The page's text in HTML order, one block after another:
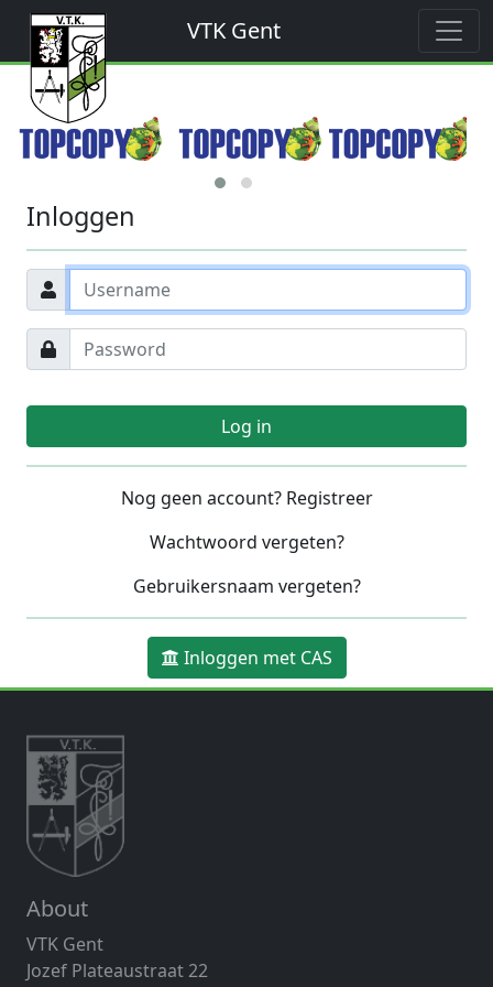
VTK Gent
Inloggen
Log in
Nog geen account? Registreer
Wachtwoord vergeten?
Gebruikersnaam vergeten?
Inloggen met CAS
About
VTK Gent
Jozef Plateaustraat 22